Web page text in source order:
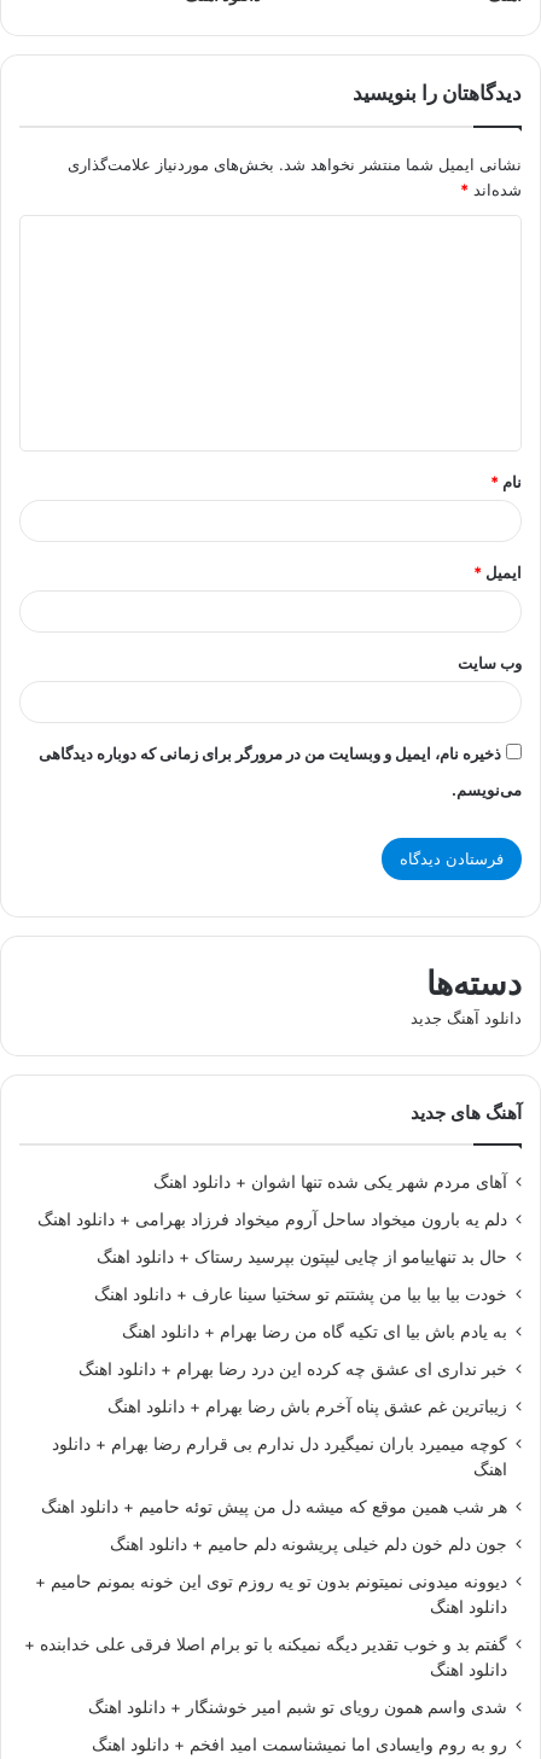
دیدگاهتان را بنویسید
نشانی ایمیل شما منتشر نخواهد شد. بخش‌های موردنیاز علامت‌گذاری
شده‌اند *
*
نام *
ایمیل *
وب‌ سایت
ذخیره نام، ایمیل و وبسایت من در مرورگر برای زمانی که دوباره دیدگاهی
می‌نویسم.
دسته‌ها
دانلود آهنگ جدید
آهنگ های جدید
آهای مردم شهر یکی شده تنها اشوان + دانلود اهنگ
دلم یه بارون میخواد ساحل آروم میخواد فرزاد بهرامی + دانلود اهنگ
حال بد تنهاییامو از چایی لیپتون بپرسید رستاک + دانلود اهنگ
خودت بیا بیا بیا من پشتتم تو سختیا سینا عارف + دانلود اهنگ
به یادم باش بیا ای تکیه گاه من رضا بهرام + دانلود اهنگ
خبر نداری ای عشق چه کرده این درد رضا بهرام + دانلود اهنگ
زیباترین غم عشق پناه آخرم باش رضا بهرام + دانلود اهنگ
کوچه میمیرد باران نمیگیرد دل ندارم بی قرارم رضا بهرام + دانلود
اهنگ
هر شب همین موقع که میشه دل من پیش توئه حامیم + دانلود اهنگ
جون دلم خون دلم خیلی پریشونه دلم حامیم + دانلود اهنگ
دیوونه میدونی نمیتونم بدون تو یه روزم توی این خونه بمونم حامیم +
دانلود اهنگ
گفتم بد و خوب تقدیر دیگه نمیکنه با تو برام اصلا فرقی علی خدابنده +
دانلود اهنگ
شدی واسم همون رویای تو شبم امیر خوشنگار + دانلود اهنگ
رو به روم وایسادی اما نمیشناسمت امید افخم + دانلود اهنگ